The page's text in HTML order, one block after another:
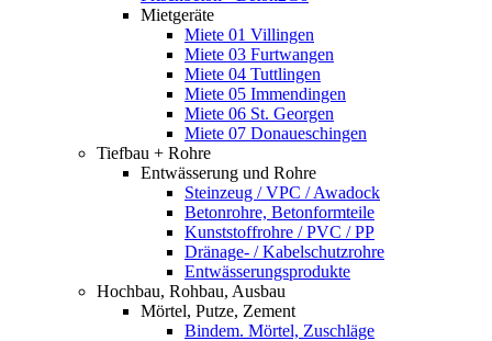
Mietgeräte
Miete 01 Villingen
Miete 03 Furtwangen
Miete 04 Tuttlingen
Miete 05 Immendingen
Miete 06 St. Georgen
Miete 07 Donaueschingen
Tiefbau + Rohre
Entwässerung und Rohre
Steinzeug / VPC / Awadock
Betonrohre, Betonformteile
Kunststoffrohre / PVC / PP
Dränage- / Kabelschutzrohre
Entwässerungsprodukte
Hochbau, Rohbau, Ausbau
Mörtel, Putze, Zement
Bindem. Mörtel, Zuschläge